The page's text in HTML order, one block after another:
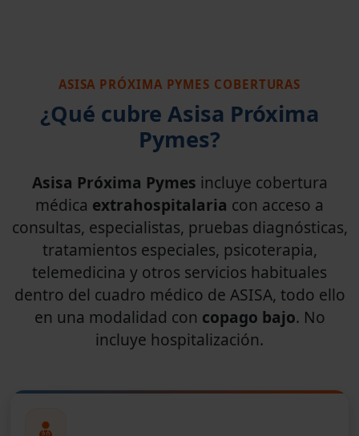
ASISA PRÓXIMA PYMES COBERTURAS
¿Qué cubre Asisa Próxima
Pymes?
Asisa Próxima Pymes incluye cobertura
médica extrahospitalaria con acceso a
consultas, especialistas, pruebas diagnósticas,
tratamientos especiales, psicoterapia,
telemedicina y otros servicios habituales
dentro del cuadro médico de ASISA, todo ello
en una modalidad con copago bajo. No
incluye hospitalización.